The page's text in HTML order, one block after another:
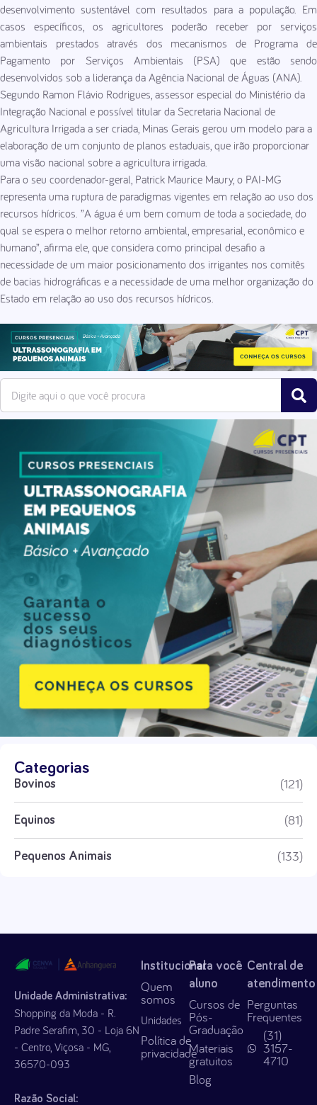
desenvolvimento sustentável com resultados para a população. Em
casos específicos, os agricultores poderão receber por serviços
ambientais prestados através dos mecanismos de Programa de
Pagamento por Serviços Ambientais (PSA) que estão sendo
desenvolvidos sob a liderança da Agência Nacional de Águas (ANA).
Segundo Ramon Flávio Rodrigues, assessor especial do Ministério da
Integração Nacional e possível titular da Secretaria Nacional de
Agricultura Irrigada a ser criada, Minas Gerais gerou um modelo para a
elaboração de um conjunto de planos estaduais, que irão proporcionar
uma visão nacional sobre a agricultura irrigada.
Para o seu coordenador-geral, Patrick Maurice Maury, o PAI-MG
representa uma ruptura de paradigmas vigentes em relação ao uso dos
recursos hídricos. ”A água é um bem comum de toda a sociedade, do
qual se espera o melhor retorno ambiental, empresarial, econômico e
humano”, afirma ele, que considera como principal desafio a
necessidade de um maior posicionamento dos irrigantes nos comitês
de bacias hidrográficas e a necessidade de uma melhor organização do
Estado em relação ao uso dos recursos hídricos.
Categorias
Bovinos (121)
Equinos (81)
Pequenos Animais (133)
Unidade Administrativa:
Shopping da Moda - R.
Padre Serafim, 30 - Loja 6N
- Centro, Viçosa - MG,
36570-093
Razão Social:
Institucional
Quem
somos
Unidades
Política de
privacidade
Para você
aluno
Cursos de
Pós-
Graduação
Materiais
gratuitos
Blog
Central de
atendimento
Perguntas
Frequentes
(31)
3157-
4710